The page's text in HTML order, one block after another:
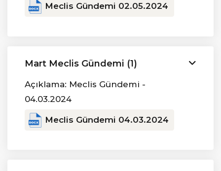
Meclis Gündemi 02.05.2024
Mart Meclis Gündemi (1)
Açıklama: Meclis Gündemi -
04.03.2024
Meclis Gündemi 04.03.2024